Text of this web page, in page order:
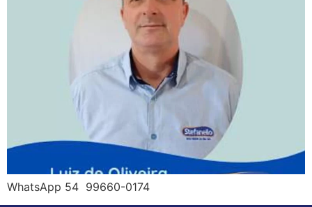
WhatsApp 54 99660-0174